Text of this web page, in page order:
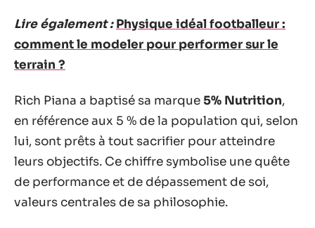
Lire également : Physique idéal footballeur :
comment le modeler pour performer sur le
terrain ?
Rich Piana a baptisé sa marque5% Nutrition,
en référence aux 5 % de la population qui, selon
lui, sont prêts à tout sacrifier pour atteindre
leurs objectifs. Ce chiffre symbolise une quête
de performance et de dépassement de soi,
valeurs centrales de sa philosophie.